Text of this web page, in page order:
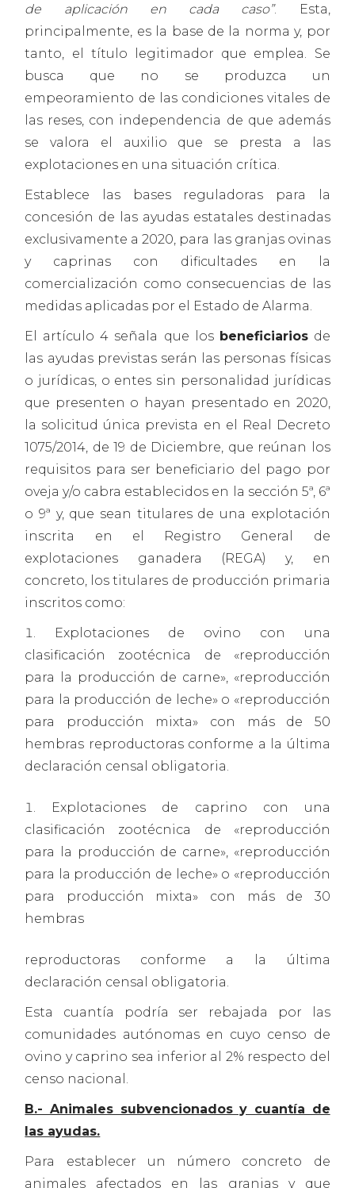
de aplicación en cada caso”. Esta,
principalmente, es la base de la norma y, por
tanto, el título legitimador que emplea. Se
busca que no se produzca un
empeoramiento de las condiciones vitales de
las reses, con independencia de que además
se valora el auxilio que se presta a las
explotaciones en una situación crítica.
Establece las bases reguladoras para la
concesión de las ayudas estatales destinadas
exclusivamente a 2020, para las granjas ovinas
y caprinas con dificultades en la
comercialización como consecuencias de las
medidas aplicadas por el Estado de Alarma.
El artículo 4 señala que los beneficiariosde
las ayudas previstas serán las personas físicas
o jurídicas, o entes sin personalidad jurídicas
que presenten o hayan presentado en 2020,
la solicitud única prevista en el Real Decreto
1075/2014, de 19 de Diciembre, que reúnan los
requisitos para ser beneficiario del pago por
oveja y/o cabra establecidos en la sección 5ª, 6ª
o 9ª y, que sean titulares de una explotación
inscrita en el Registro General de
explotaciones ganadera (REGA) y, en
concreto, los titulares de producción primaria
inscritos como:
Explotaciones de ovino con una
clasificación zootécnica de «reproducción
para la producción de carne», «reproducción
para la producción de leche» o «reproducción
para producción mixta» con más de 50
hembras reproductoras conforme a la última
declaración censal obligatoria.
Explotaciones de caprino con una
clasificación zootécnica de «reproducción
para la producción de carne», «reproducción
para la producción de leche» o «reproducción
para producción mixta» con más de 30
hembras
reproductoras conforme a la última
declaración censal obligatoria.
Esta cuantía podría ser rebajada por las
comunidades autónomas en cuyo censo de
ovino y caprino sea inferior al 2% respecto del
censo nacional.
B.- Animales subvencionados y cuantía de
las ayudas.
Para establecer un número concreto de
animales afectados en las granjas y que